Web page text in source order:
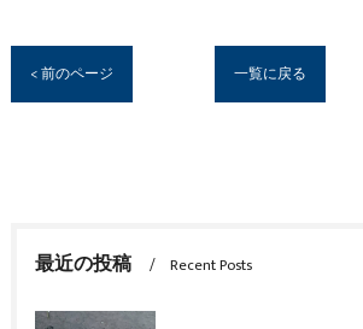
< 前のページ 一覧に戻る
最近の投稿 Recent Posts